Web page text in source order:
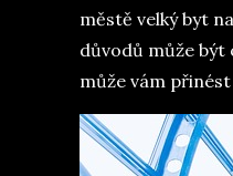
městě velký byt
důvodů může být
může vám